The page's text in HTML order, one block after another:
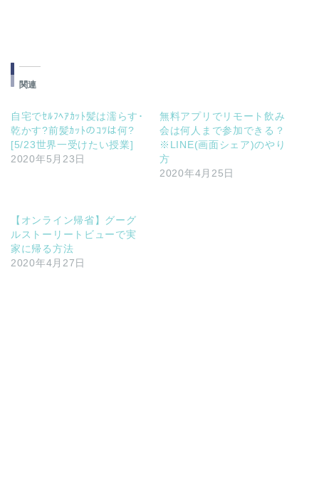
関連
自宅でｾﾙﾌﾍｱｶｯﾄ髪は濡らす･
乾かす?前髪ｶｯﾄのｺﾂは何?
[5/23世界一受けたい授業]
2020年5月23日
無料アプリでリモート飲み
会は何人まで参加できる？
※LINE(画面シェア)のやり
方
2020年4月25日
【オンライン帰省】グーグ
ルストーリートビューで実
家に帰る方法
2020年4月27日